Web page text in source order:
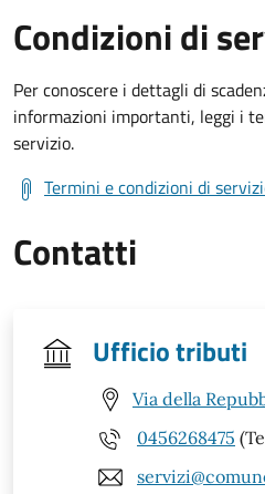
Condizioni di
Per conoscere i dettagli di
informazioni importanti, leggi i
servizio.
Termini e condizioni di
Contatti
Ufficio tributi
Via della
0456268475